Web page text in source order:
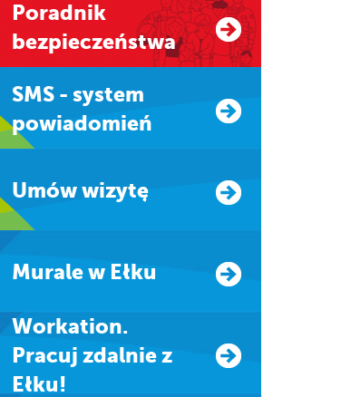
Poradnik
bezpieczeństwa
SMS - system
powiadomień
Umów wizytę
Murale w Ełku
Workation.
Pracuj zdalnie z
Ełku!